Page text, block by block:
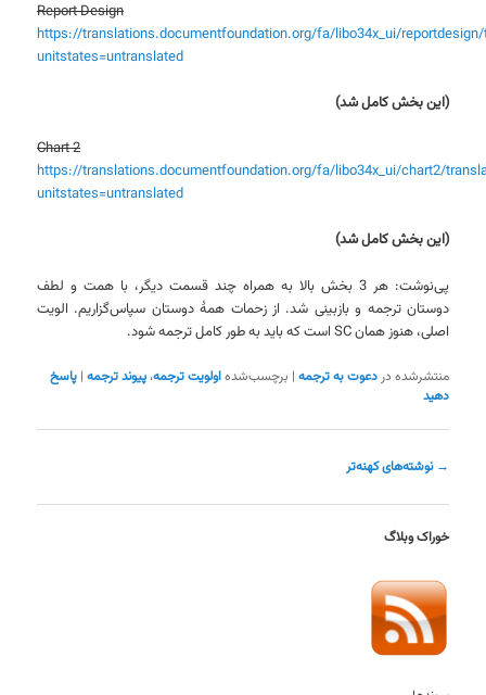
Report Design
https://translations.documentfoundation.org/fa/libo34x_ui/
unitstates=untranslated
(این بخش کامل شد)
Chart 2
https://translations.documentfoundation.org/fa/libo34x_ui/chart2/
unitstates=untranslated
(این بخش کامل شد)
پی‌نوشت: هر 3 بخش بالا به همراه چند قسمت دیگر، با همت و لطف
دوستان ترجمه و بازبینی شد. از زحمات همۀ دوستان سپاس‌گزاریم. الویت
اصلی، هنوز همان SC است که باید به طور کامل ترجمه شود.
منتشرشده در دعوت به ترجمه | برچسب‌شدهاولویت ترجمه،پیوند ترجمه |پاسخ
دهید
ناوبری
→ نوشته‌های کهنه‌تر
خوراک وبلاگ